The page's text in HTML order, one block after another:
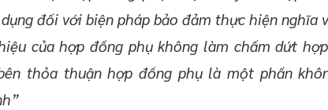
đối với biện pháp bảo đảm thực hiện nghĩa
của hợp đồng phụ không làm chấm dứt
thỏa thuận hợp đồng phụ là một phần